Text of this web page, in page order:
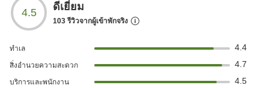
4.5 ดีเยี่ยม
103รีวิวจากผู้เข้าพักจริง
ทำเล 4.4
สิ่งอำนวยความสะดวก 4.7
บริการและพนักงาน 4.5